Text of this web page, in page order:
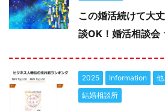
この婚活続けて大
談OK！婚活相談
2025 Information
結婚相談所